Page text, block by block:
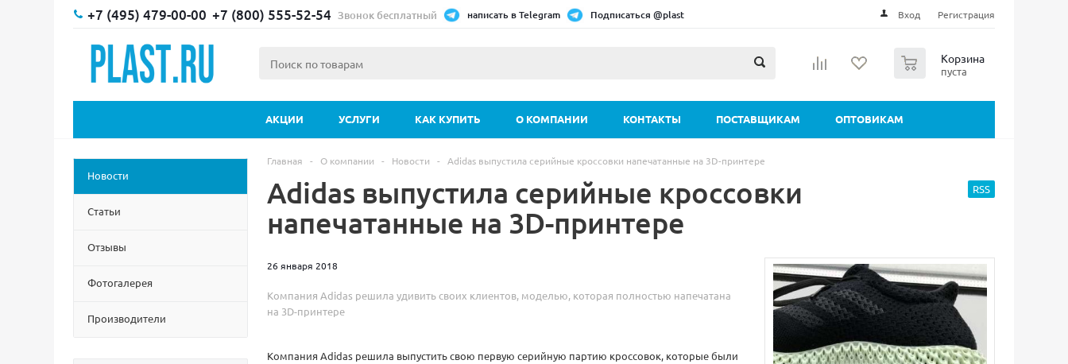
+7 (495) 479-00-00 +7 (800) 555-52-54 Звонок бесплатный написать в Telegram Подписаться @plast Вход Регистрация
Корзина
пуста
АКЦИИ УСЛУГИ КАК КУПИТЬ О КОМПАНИИ КОНТАКТЫ ПОСТАВЩИКАМ ОПТОВИКАМ
Новости
Статьи
Отзывы
Фотогалерея
Производители
Главная - О компании - Новости - Adidas выпустила серийные кроссовки напечатанные на 3D-принтере
Adidas выпустила серийные кроссовки
напечатанные на 3D-принтере
RSS
26 января 2018
Компания Adidas решила удивить своих клиентов, моделью, которая полностью напечатана
на 3D-принтере
Компания Adidas решила выпустить свою первую серийную партию кроссовок, которые были